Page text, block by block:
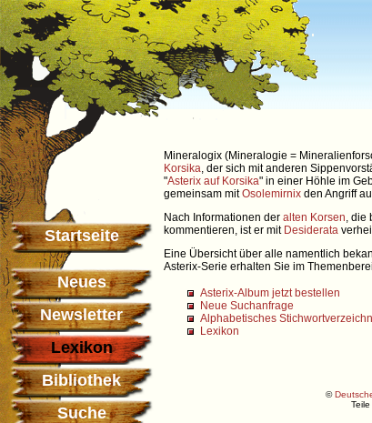
Startseite
Neues
Newsletter
Lexikon
Bibliothek
Suche
Mineralogix (Mineralogie =
Korsika, der sich mit anderen
"Asterix auf Korsika" in einer Höhle im
gemeinsam mitOsolemirnix den Angriff
Nach Informationen der alten Korsen, die
kommentieren, ist er mit Desiderata
Eine Übersicht über alle namentlich
Asterix-Serie erhalten Sie im
Asterix-Album jetzt bestellen
Neue Suchanfrage
Alphabetisches
Lexikon
©